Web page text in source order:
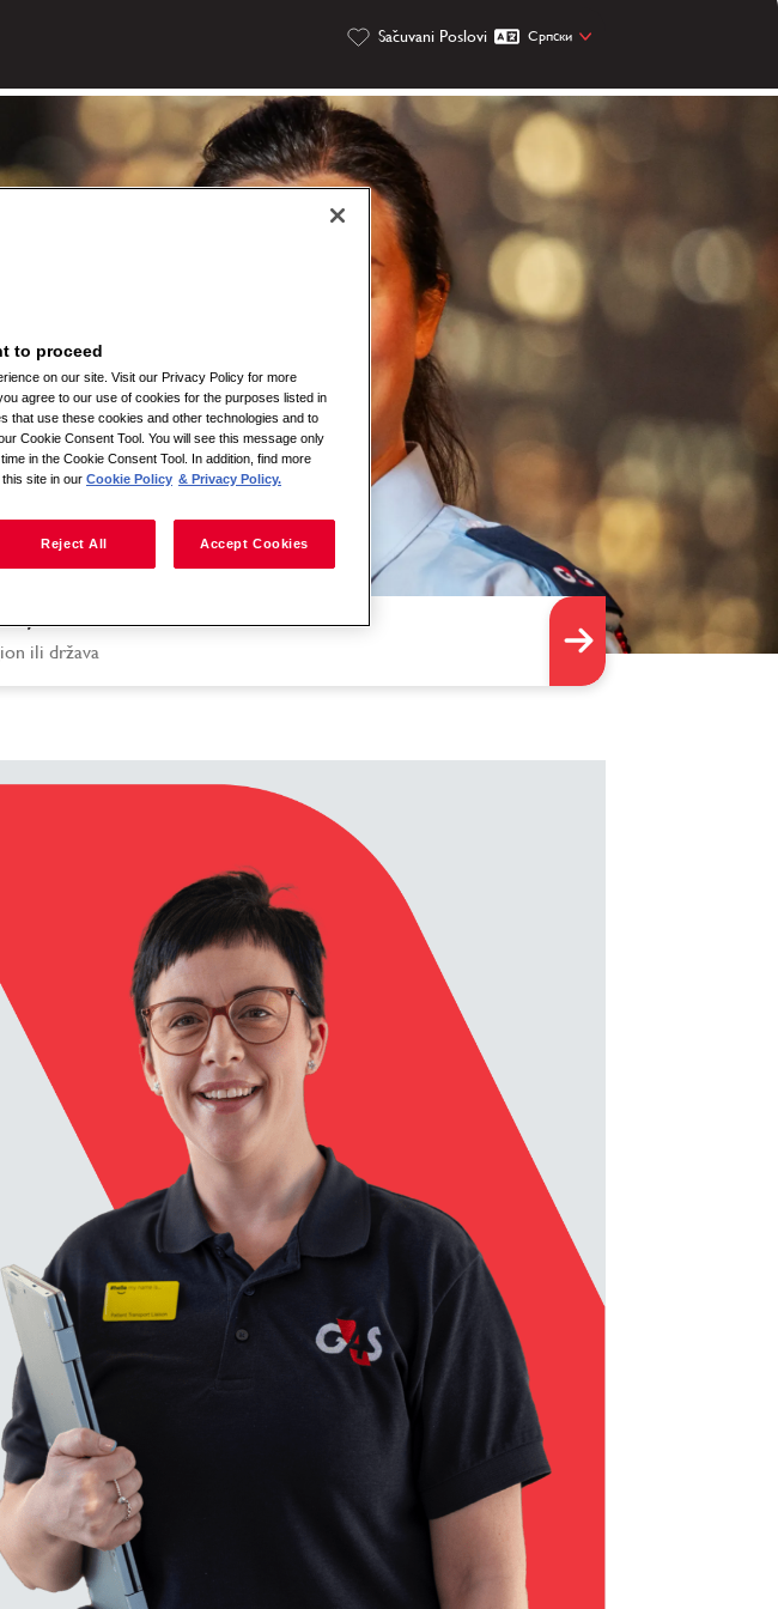
Sačuvani Poslovi Cрпски
to proceed
on our site. Visit our Privacy Policy for more
agree to our use of cookies for the purposes listed in
that use these cookies and other technologies and to
Cookie Consent Tool. You will see this message only
in the Cookie Consent Tool. In addition, find more
site in our Cookie Policy & Privacy Policy.
Reject All Accept Cookies